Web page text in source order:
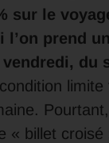
sur le
l’on prend
du
limite
« billet